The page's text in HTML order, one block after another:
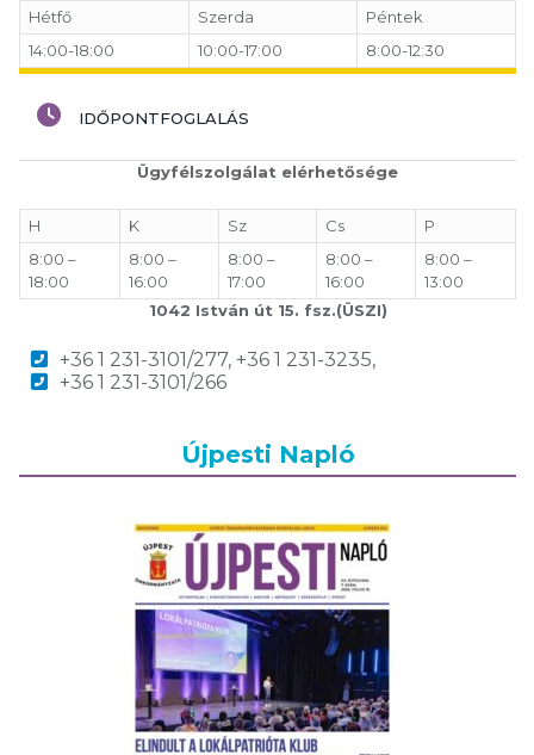
Hétfő Szerda
Péntek
14:00-18:00
10:00-17:00 8:00-12:30
IDŐPONTFOGLALÁS
Ügyfélszolgálat elérhetősége
H K Sz Cs
P
8:00 –
18:00
8:00 –
16:00
8:00 –
17:00
8:00 –
16:00
8:00 –
13:00
1042 István út 15. fsz.(ÜSZI)
+36 1 231-3101/277, +36 1 231-3235,
+36 1 231-3101/266
Újpesti Napló